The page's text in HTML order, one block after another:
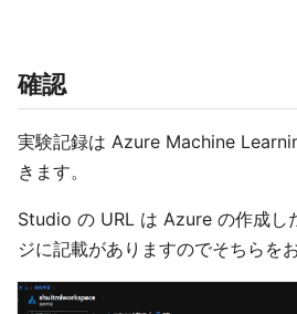
確認
実験記録は Azure Machine
きます。
Studio の URL は Azure の作成し
ジに記載がありますのでそちらを